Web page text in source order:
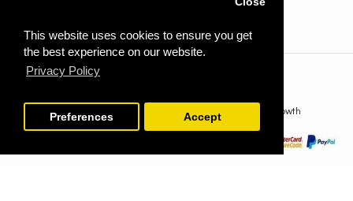
This website uses cookies to ensure you get
the best experience on our website.
Privacy Policy
Preferences Accept
paints-tools.gr © 2021 Κατασκευή ιστοσελίδας WebGrowth